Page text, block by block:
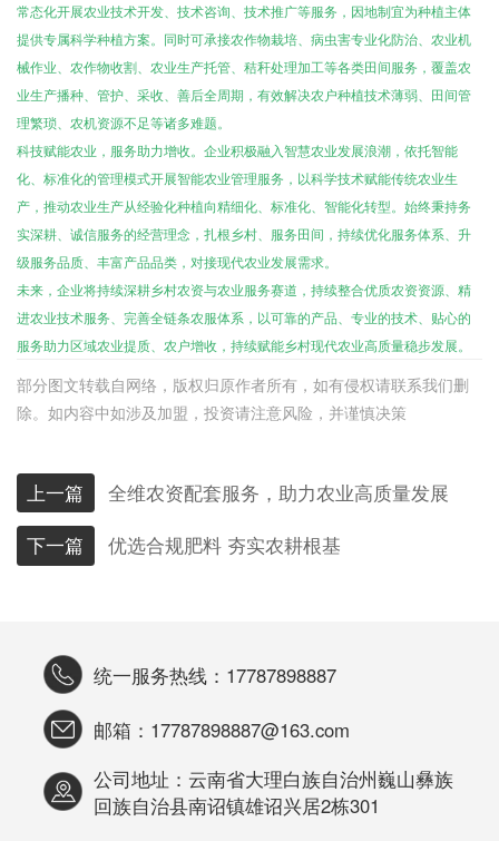
常态化开展农业技术开发、技术咨询、技术推广等服务，因地制宜为种植主体
提供专属科学种植方案。同时可承接农作物栽培、病虫害专业化防治、农业机
械作业、农作物收割、农业生产托管、秸秆处理加工等各类田间服务，覆盖农
业生产播种、管护、采收、善后全周期，有效解决农户种植技术薄弱、田间管
理繁琐、农机资源不足等诸多难题。
科技赋能农业，服务助力增收。企业积极融入智慧农业发展浪潮，依托智能
化、标准化的管理模式开展智能农业管理服务，以科学技术赋能传统农业生
产，推动农业生产从经验化种植向精细化、标准化、智能化转型。始终秉持务
实深耕、诚信服务的经营理念，扎根乡村、服务田间，持续优化服务体系、升
级服务品质、丰富产品品类，对接现代农业发展需求。
未来，企业将持续深耕乡村农资与农业服务赛道，持续整合优质农资资源、精
进农业技术服务、完善全链条农服体系，以可靠的产品、专业的技术、贴心的
服务助力区域农业提质、农户增收，持续赋能乡村现代农业高质量稳步发展。
部分图文转载自网络，版权归原作者所有，如有侵权请联系我们删
除。如内容中如涉及加盟，投资请注意风险，并谨慎决策
上一篇
全维农资配套服务，助力农业高质量发展
下一篇
优选合规肥料 夯实农耕根基
统一服务热线：17787898887
邮箱：17787898887@163.com
公司地址：云南省大理白族自治州巍山彝族
回族自治县南诏镇雄诏兴居2栋301